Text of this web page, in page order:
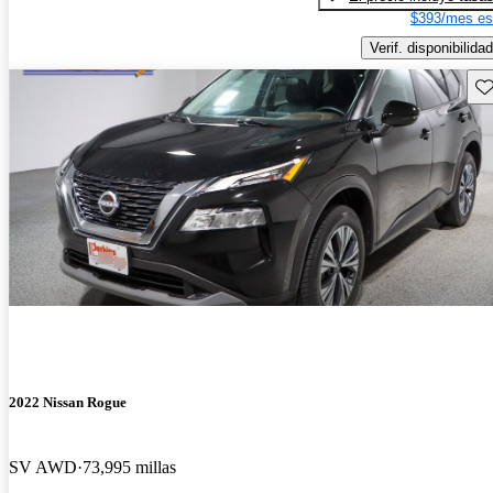
$393/mes
Verif. disponibilidad
2022 Nissan Rogue
SV AWD 73,995 millas